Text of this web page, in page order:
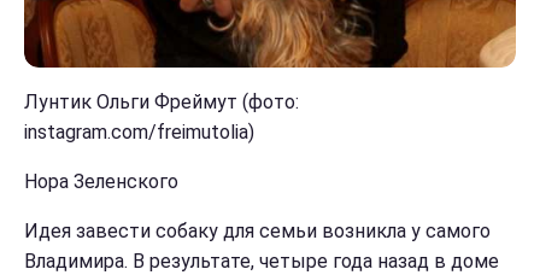
Лунтик Ольги Фреймут (фото:
instagram.com/freimutolia)
Нора Зеленского
Идея завести собаку для семьи возникла у самого
Владимира. В результате, четыре года назад в доме